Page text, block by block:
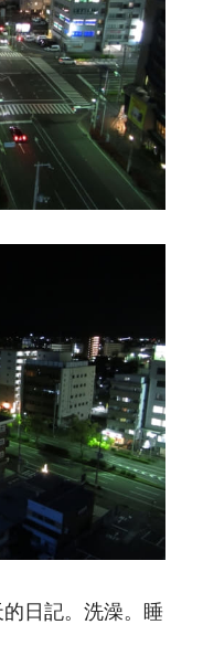
日記。洗澡。睡